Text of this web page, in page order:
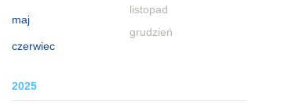
maj
czerwiec
listopad
grudzień
2025